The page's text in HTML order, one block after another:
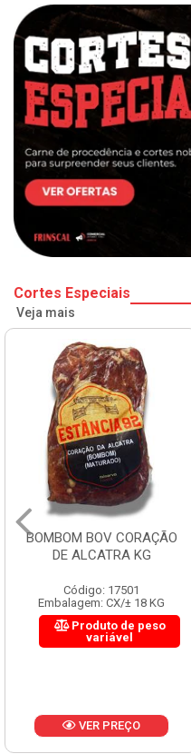
Cortes Especiais
Veja mais
BOMBOM BOV CORAÇÃO
DE ALCATRA KG
Código: 17501
Embalagem: CX/± 18 KG
Produto de peso
variável
VER PREÇO